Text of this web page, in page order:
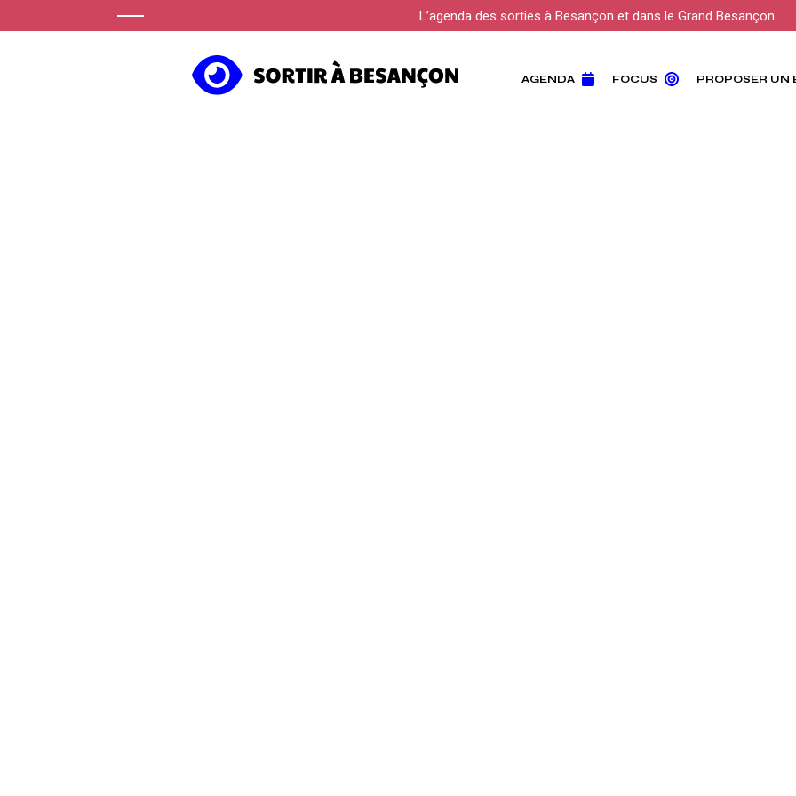
L’agenda des sorties à Besançon et dans le Grand Besançon
AGENDA FOCUS PROPOSER UN